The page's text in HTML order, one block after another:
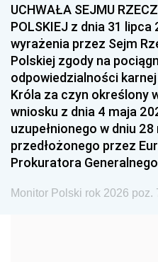
1996 1995
1993 1992
1990 1989
1987 1986
1984 1983
1981 1980
1978 1977
1975 1974
UCHWAŁA SEJMU
POLSKIEJ z dnia 31
wyrażenia przez Sejm
Polskiej zgody na
odpowiedzialności
Króla za czyn określony
wniosku z dnia 4 maja
uzupełnionego w dniu 28
przedłożonego przez
Prokuratora Generalnego
Monitor Polski rok 2026 poz.